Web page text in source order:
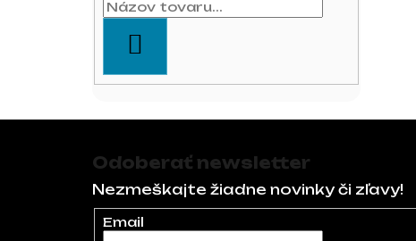
Odoberať newsletter
Nezmeškajte žiadne novinky či zľavy!
Email